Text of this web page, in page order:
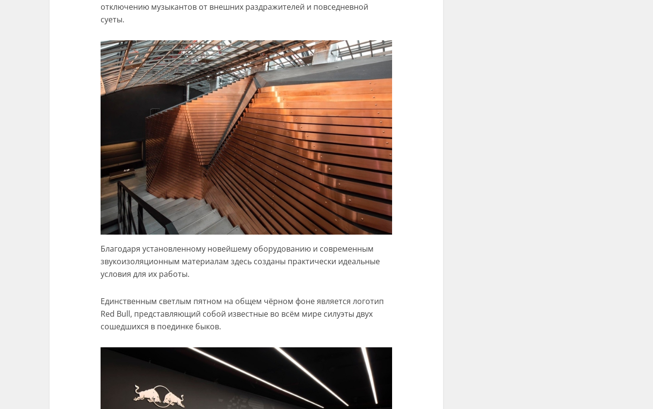
отключению музыкантов от внешних раздражителей и повседневной
суеты.
Благодаря установленному новейшему оборудованию и современным
звукоизоляционным материалам здесь созданы практически идеальные
условия для их работы.
Единственным светлым пятном на общем чёрном фоне является логотип
Red Bull, представляющий собой известные во всём мире силуэты двух
сошедшихся в поединке быков.